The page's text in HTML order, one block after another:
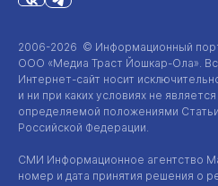
2006-2026 © Информационный
ООО «Медиа Траст Йошкар-Ола».
Интернет-сайт носит
и ни при каких условиях не
определяемой положениями
Российской Федерации.
СМИ Информационное агентство
номер и дата принятия решения о